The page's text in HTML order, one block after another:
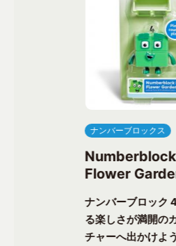
ナンバーブロックス
Flower
ナンバーブロック
る楽しさが満開の
チャーへ出かけよ